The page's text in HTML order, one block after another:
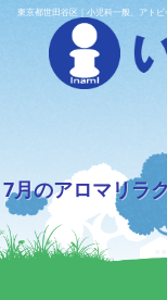
Skip東京都世田谷区｜小児科一般、アト
7月のアロマリラ